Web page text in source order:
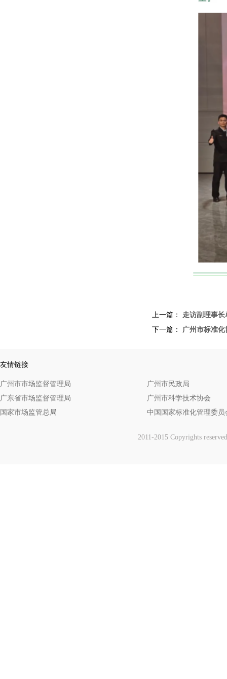
上一篇： 走访副理事
下一篇： 广州市标准
友情链接
广州市市场监督管理局
广州市民政局
广东省市场监督管理局
广州市科学技术协会
国家市场监管总局
中国国家标准化管理委员
2011-2015 Copyrights